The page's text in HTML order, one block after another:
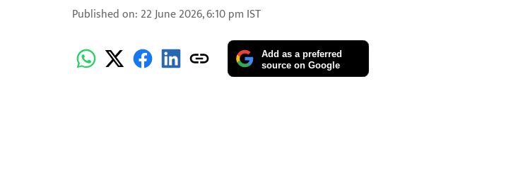
Published on: 22 June 2026, 6:10 pm IST
Add as a preferred
source on Google